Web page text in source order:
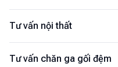
Tư vấn nội thất
Tư vấn chăn ga gối đệm